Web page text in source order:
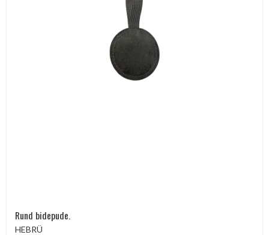
Rund bidepude.
HEBRÜ